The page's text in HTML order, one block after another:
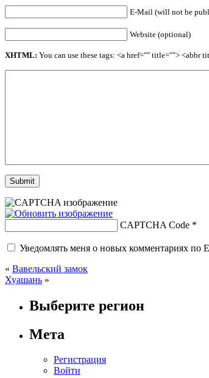
E-Mail (will not be
Website (optional)
XHTML: You can use these tags: <a href="" title="">
CAPTCHA Code *
Уведомлять меня о новых комментариях по
« Вавельский замок
Хуашань »
Выберите регион
Мета
Регистрация
Войти